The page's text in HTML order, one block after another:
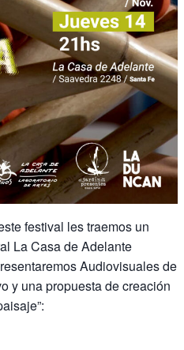
festival les traemos un
La Casa de Adelante
Audiovisuales de
y una propuesta de creación